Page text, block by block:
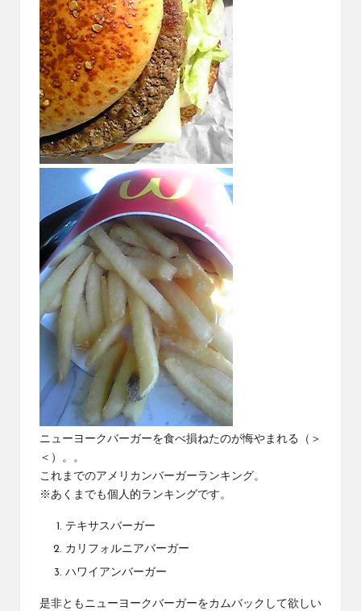
ニューヨークバーガーを食べ損ねたのが悔やまれる（＞
＜）。。
これまでのアメリカンバーガーランキング。
※あくまでも個人的ランキングです。
テキサスバーガー
カリフォルニアバーガー
ハワイアンバーガー
是非ともニューヨークバーガーをカムバックして欲しい